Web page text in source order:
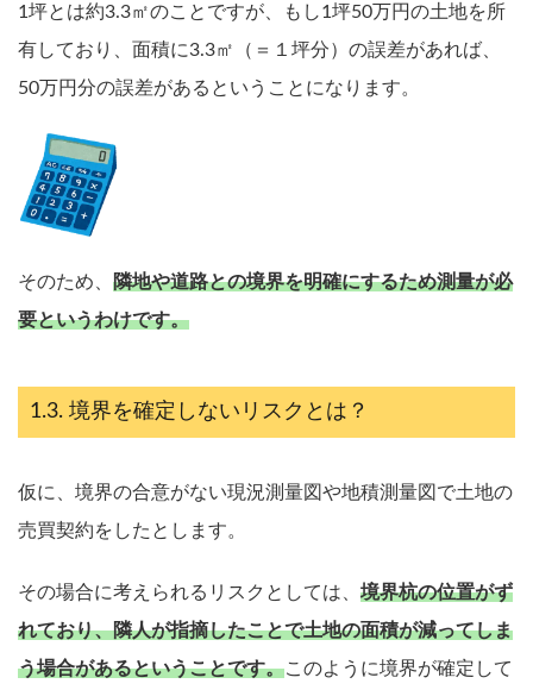
1坪とは約3.3㎡のことですが、もし1坪50万円の土地を所
有しており、面積に3.3㎡（＝１坪分）の誤差があれば、
50万円分の誤差があるということになります。
そのため、 隣地や道路との境界を明確にするため測量が必
要というわけです。
境界を確定しないリスクとは？
仮に、境界の合意がない現況測量図や地積測量図で土地の
売買契約をしたとします。
その場合に考えられるリスクとしては、 境界杭の位置がず
れており、隣人が指摘したことで土地の面積が減ってしま
う場合があるということです。このように境界が確定して